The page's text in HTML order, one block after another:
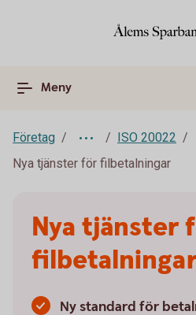
Meny
Företag
ISO 20022
Nya tjänster för filbetalningar
Nya tjänster
Ny standard för